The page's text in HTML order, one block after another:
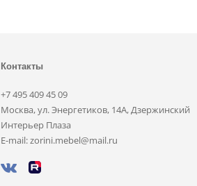
Контакты
+7 495 409 45 09
Москва, ул. Энергетиков, 14А, Дзержинский
Интерьер Плаза
E-mail: zorini.mebel@mail.ru